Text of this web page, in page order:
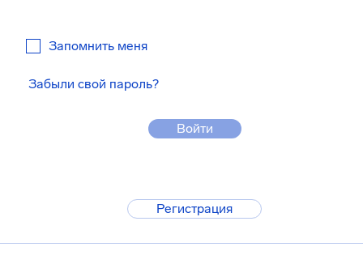
Запомнить меня
Забыли свой пароль?
Войти
Регистрация